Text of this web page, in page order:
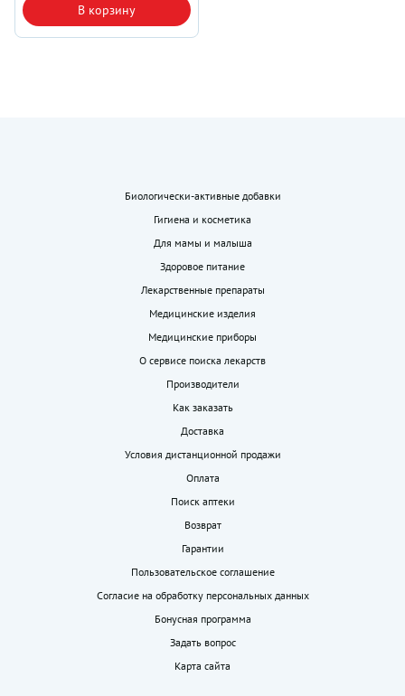
В корзину
Биологически-активные добавки
Гигиена и косметика
Для мамы и малыша
Здоровое питание
Лекарственные препараты
Медицинские изделия
Медицинские приборы
О сервисе поиска лекарств
Производители
Как заказать
Доставка
Условия дистанционной продажи
Оплата
Поиск аптеки
Возврат
Гарантии
Пользовательское соглашение
Согласие на обработку персональных данных
Бонусная программа
Задать вопрос
Карта сайта